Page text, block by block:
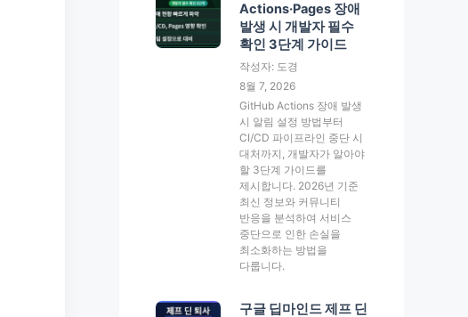
Actions·Pages 장애
발생 시 개발자 필수
확인 3단계 가이드
작성자: 도경
8월 7, 2026
GitHub Actions 장애 발생
시 알림 설정 방법부터
CI/CD 파이프라인 중단 시
대처까지, 개발자가 알아야
할 3단계 가이드를
제시합니다. 2026년 기준
최신 정보와 커뮤니티
반응을 분석하여 서비스
중단으로 인한 손실을
최소화하는 방법을
다룹니다.
구글 딥마인드 제프 딘